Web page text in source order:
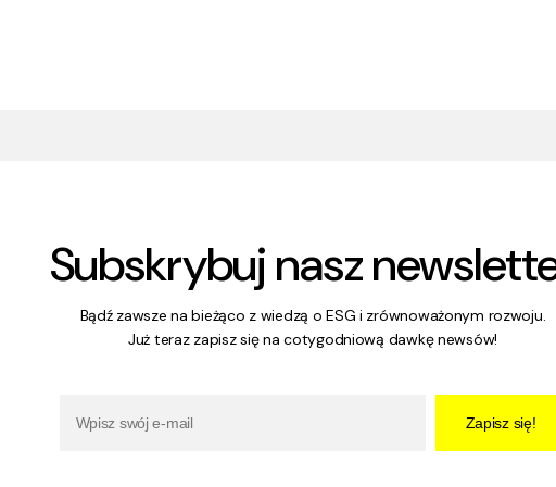
Subskrybuj nasz
Bądź zawsze na bieżąco z wiedzą o ESG i zrównoważonym rozwoju.
Już teraz zapisz się na cotygodniową dawkę newsów!
Zapisz się!